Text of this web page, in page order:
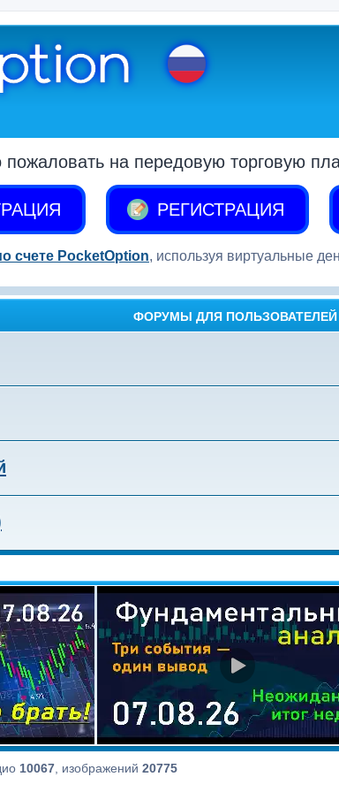
пожаловать на передовую торговую
РЕГИСТРАЦИЯ
счете PocketOption, используя виртуальные
ФОРУМЫ ДЛЯ ПОЛЬЗОВАТЕЛЕЙ
10067 , изображений 20775